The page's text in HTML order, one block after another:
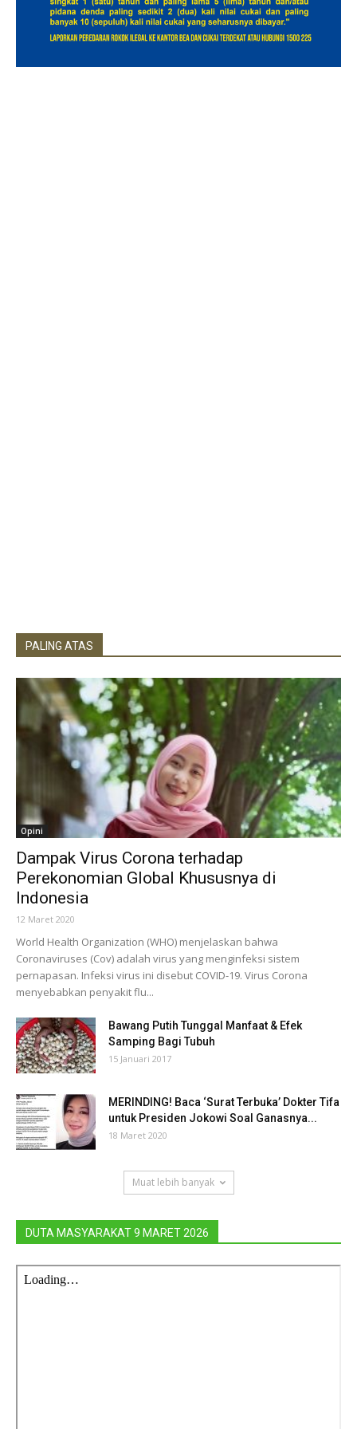
PALING ATAS
Opini
Dampak Virus Corona terhadap
Perekonomian Global Khususnya di
Indonesia
12 Maret 2020
World Health Organization (WHO) menjelaskan bahwa
Coronaviruses (Cov) adalah virus yang menginfeksi sistem
pernapasan. Infeksi virus ini disebut COVID-19. Virus Corona
menyebabkan penyakit flu...
Bawang Putih Tunggal Manfaat & Efek
Samping Bagi Tubuh
15 Januari 2017
MERINDING! Baca ‘Surat Terbuka’ Dokter Tifa
untuk Presiden Jokowi Soal Ganasnya...
18 Maret 2020
Muat lebih banyak
DUTA MASYARAKAT 9 MARET 2026